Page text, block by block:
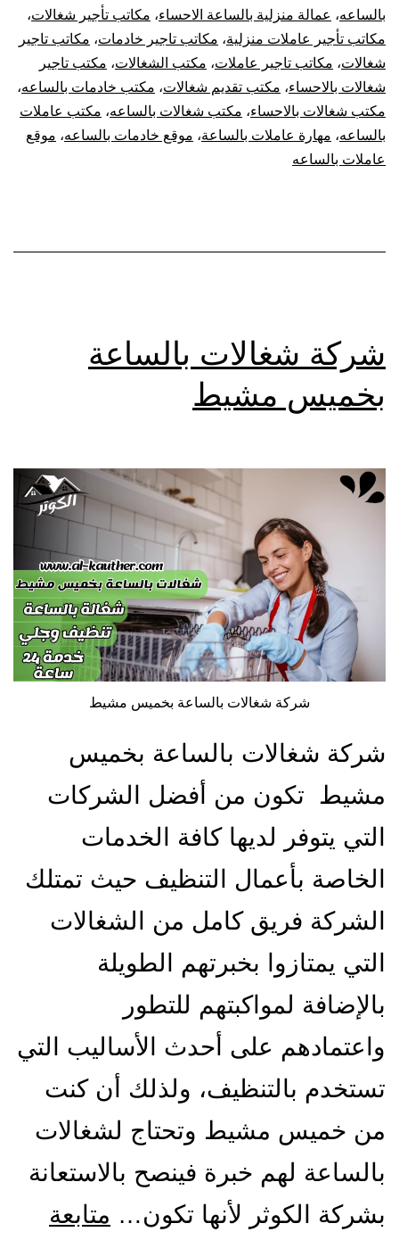
بالساعه، عمالة منزلية بالساعة الاحساء، مكاتب تأجير شغالات،
مكاتب تأجير عاملات منزلية، مكاتب تاجير خادمات، مكاتب تاجير
شغالات، مكاتب تاجير عاملات، مكتب الشغالات، مكتب تاجير
شغالات بالاحساء، مكتب تقديم شغالات، مكتب خادمات بالساعه،
مكتب شغالات بالاحساء، مكتب شغالات بالساعه، مكتب عاملات
بالساعه، مهارة عاملات بالساعة، موقع خادمات بالساعه، موقع
عاملات بالساعه
شركة شغالات بالساعة
بخميس مشيط
شركة شغالات بالساعة بخميس مشيط
شركة شغالات بالساعة بخميس
مشيط تكون من أفضل الشركات
التي يتوفر لديها كافة الخدمات
الخاصة بأعمال التنظيف حيث تمتلك
الشركة فريق كامل من الشغالات
التي يمتازوا بخبرتهم الطويلة
بالإضافة لمواكبتهم للتطور
واعتمادهم على أحدث الأساليب التي
تستخدم بالتنظيف، ولذلك أن كنت
من خميس مشيط وتحتاج لشغالات
بالساعة لهم خبرة فينصح بالاستعانة
بشركة الكوثر لأنها تكون… متابعة